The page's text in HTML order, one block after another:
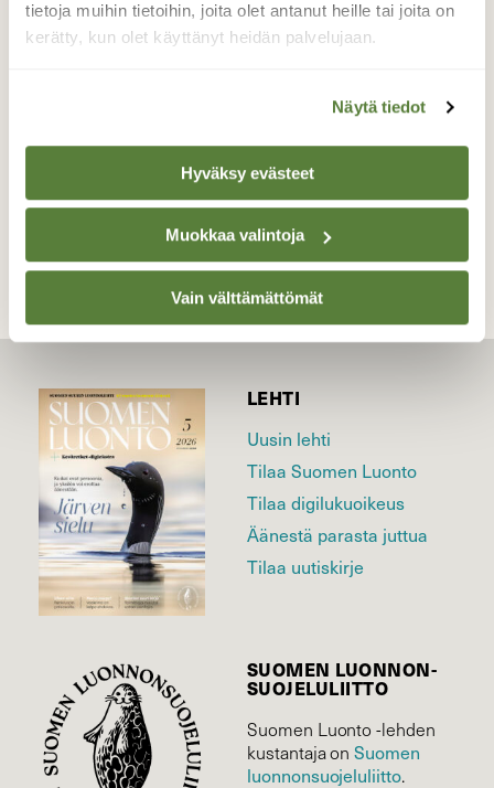
tietoja muihin tietoihin, joita olet antanut heille tai joita on
kerätty, kun olet käyttänyt heidän palvelujaan.
Näytä tiedot
Hyväksy evästeet
Muokkaa valintoja
Vain välttämättömät
Enpä ole ennen uudenvuoden vaihteessa
nähnyt sisiliskoa liikkeellä.
Valokuvaaja: Jaana Honkanen, Orimattila 29.12.13
LEHTI
Uusin lehti
Tilaa Suomen Luonto
Tilaa digilukuoikeus
Äänestä parasta juttua
Tilaa uutiskirje
SUOMEN LUONNON­
SUOJELU­LIITTO
Suomen Luonto -lehden
kustantaja onSuomen
luonnonsuojelu­liitto.